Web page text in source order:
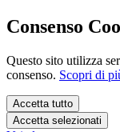
Consenso
Questo sito utilizza
consenso. Scopri di
Accetta tutto
Accetta selezionati